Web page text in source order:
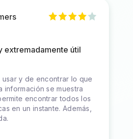
extremadamente útil
usar y de encontrar lo que
información se muestra
encontrar todos los
en un instante. Además,